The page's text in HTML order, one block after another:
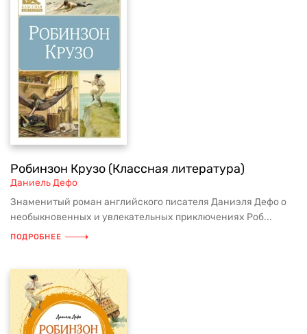
Робинзон Крузо (Классная литература)
Даниель Дефо
Знаменитый роман английского писателя Даниэля Дефо о
необыкновенных и увлекательных приключениях Роб...
ПОДРОБНЕЕ